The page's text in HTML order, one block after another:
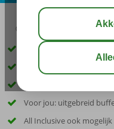
04:20 aug 28°C
Centrum en zandstrand
Recent gerenoveerde
Voor jou: uitgebreid
All Inclusive ook mogelijk